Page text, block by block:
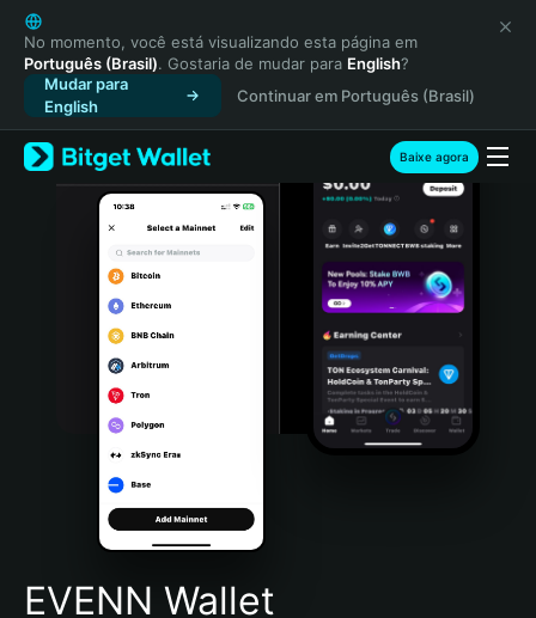
English
日本語
Tiếng Việt
Русский
Español (Latinoamérica)
Türkçe
Italiano
Português (Portugal)
Bahasa Indonesia
Português (Brasil)
Español (Argentina)
No momento, você está visualizando esta página em
Português (Brasil). Gostaria de mudar para English?
Mudar para
English
Continuar em Português (Brasil)
Baixe agora
EVENN Wallet